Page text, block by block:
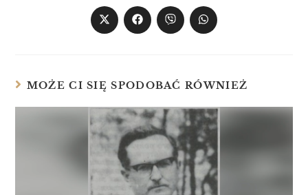
MOŻE CI SIĘ SPODOBAĆ RÓWNIEŻ